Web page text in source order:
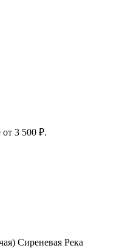
3 500 ₽.
Сиреневая Река